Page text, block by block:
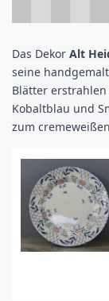
Das Dekor Alt
seine
Blätter
Kobaltblau und
zum